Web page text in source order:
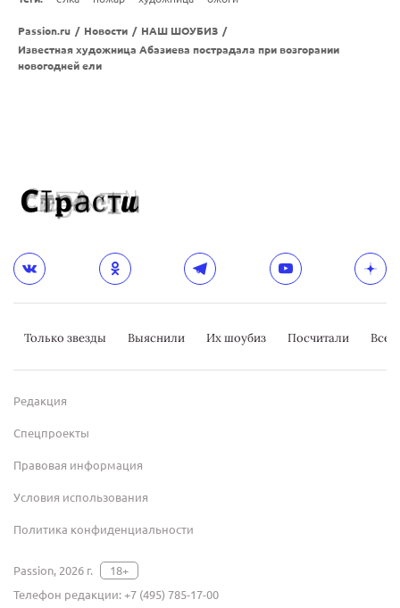
Passion.ru / Новости / НАШ ШОУБИЗ /
Известная художница Абазиева пострадала при возгорании
новогодней ели
Только звезды Выяснили Их шоубиз Посчитали
Редакция
Спецпроекты
Правовая информация
Условия использования
Политика конфиденциальности
Passion, 2026 г.
18+
Телефон редакции:+7 (495) 785-17-00